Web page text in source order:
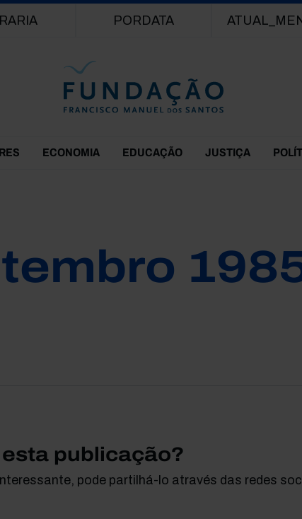
PORDATA
ECONOMIA EDUCAÇÃO JUSTIÇA
publicação?
pode partilhá-lo através das redes